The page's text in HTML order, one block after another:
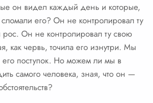
он видел каждый день и которые,
его? Он не контролировал ту
рос. Он не контролировал ту свою
как червь, точила его изнутри. Мы
поступок. Но можем ли мы в
самого человека, зная, что он —